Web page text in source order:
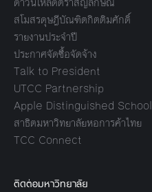
สโมสรดุษฎีบัณฑิตกิตติมศักดิ์
รายงานประจำปี
ประกาศจัดซื้อจัดจ้าง
Talk to President
UTCC Partnership
Apple Distinguished School
สาธิตมหาวิทยาลัยหอการค้าไทย
TCC Connect
ติดต่อมหาวิทยาลัย